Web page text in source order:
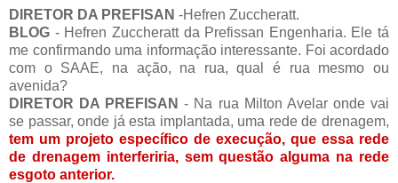
DIRETOR DA PREFISAN -Hefren Zuccheratt.
BLOG - Hefren Zuccheratt da Prefissan Engenharia. Ele tá
me confirmando uma informação interessante. Foi acordado
com o SAAE, na ação, na rua, qual é rua mesmo ou
avenida?
DIRETOR DA PREFISAN - Na rua Milton Avelar onde vai
se passar, onde já esta implantada, uma rede de drenagem,
tem um projeto específico de execução, que essa rede
de drenagem interferiria, sem questão alguma na rede
esgoto anterior.